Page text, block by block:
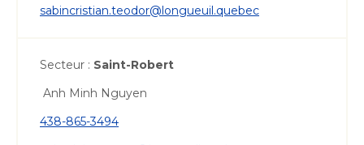
sabincristian.teodor@longueuil.quebec
Secteur : Saint-Robert
Anh Minh Nguyen
438-865-3494